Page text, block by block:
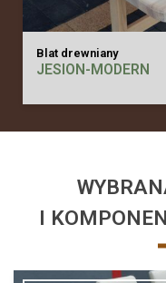
Blat drewniany
JESION-MODERN
I